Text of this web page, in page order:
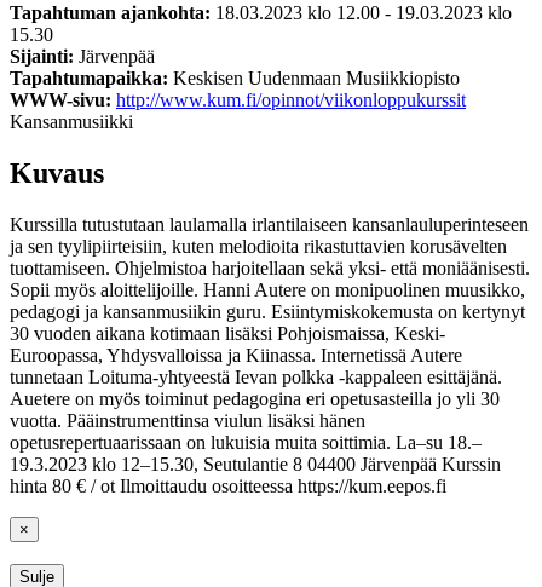
Tapahtuman ajankohta: 18.03.2023 klo 12.00 - 19.03.2023 klo
15.30
Sijainti: Järvenpää
Tapahtumapaikka: Keskisen Uudenmaan Musiikkiopisto
WWW-sivu: http://www.kum.fi/opinnot/viikonloppukurssit
Kansanmusiikki
Kuvaus
Kurssilla tutustutaan laulamalla irlantilaiseen kansanlauluperinteseen
ja sen tyylipiirteisiin, kuten melodioita rikastuttavien korusävelten
tuottamiseen. Ohjelmistoa harjoitellaan sekä yksi- että moniäänisesti.
Sopii myös aloittelijoille. Hanni Autere on monipuolinen muusikko,
pedagogi ja kansanmusiikin guru. Esiintymiskokemusta on kertynyt
30 vuoden aikana kotimaan lisäksi Pohjoismaissa, Keski-
Euroopassa, Yhdysvalloissa ja Kiinassa. Internetissä Autere
tunnetaan Loituma-yhtyeestä Ievan polkka -kappaleen esittäjänä.
Auetere on myös toiminut pedagogina eri opetusasteilla jo yli 30
vuotta. Pääinstrumenttinsa viulun lisäksi hänen
opetusrepertuaarissaan on lukuisia muita soittimia. La–su 18.–
19.3.2023 klo 12–15.30, Seutulantie 8 04400 Järvenpää Kurssin
hinta 80 € / ot Ilmoittaudu osoitteessa https://kum.eepos.fi
×
Sulje